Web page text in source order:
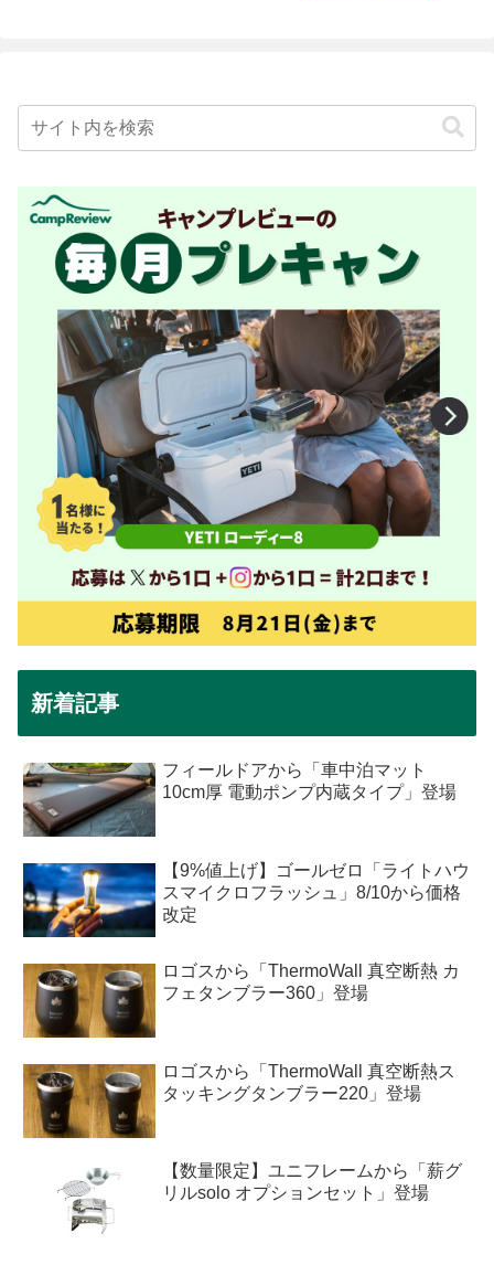
新着記事
フィールドアから「車中泊マット
10cm厚 電動ポンプ内蔵タイプ」登場
【9%値上げ】ゴールゼロ「ライトハウ
スマイクロフラッシュ」8/10から価格
改定
ロゴスから「ThermoWall 真空断熱 カ
フェタンブラー360」登場
ロゴスから「ThermoWall 真空断熱ス
タッキングタンブラー220」登場
【数量限定】ユニフレームから「薪グ
リルsolo オプションセット」登場